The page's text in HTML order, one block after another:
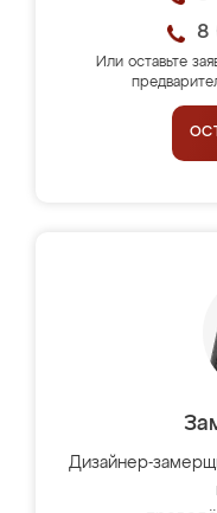
8
Или оставьте
Дизайнер-